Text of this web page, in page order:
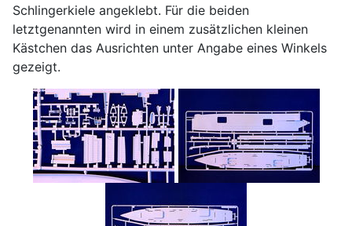
Schlingerkiele angeklebt. Für die beiden
letztgenannten wird in einem zusätzlichen kleinen
Kästchen das Ausrichten unter Angabe eines Winkels
gezeigt.